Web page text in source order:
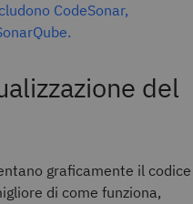
CodeSonar,
del
graficamente il codice
di come funziona,